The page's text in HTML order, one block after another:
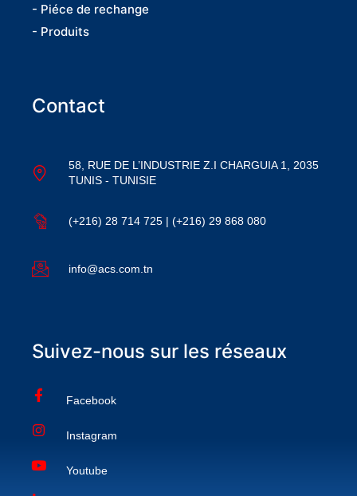
- Piéce de rechange
- Produits
Contact
58, RUE DE L’INDUSTRIE Z.I CHARGUIA 1, 2035
TUNIS - TUNISIE
(+216) 28 714 725 | (+216) 29 868 080
info@acs.com.tn
Suivez-nous sur les réseaux
Facebook
Instagram
Youtube